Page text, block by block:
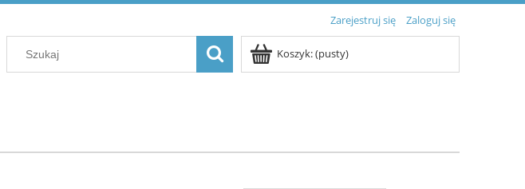
Zarejestruj się Zaloguj się
Koszyk:(pusty)